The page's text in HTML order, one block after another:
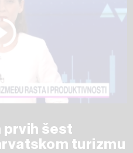
prvih šest
turizmu